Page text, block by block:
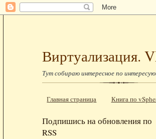
Виртуализация.
Тут собираю интересное по
Главная страница Книга по
Подпишись на обновления по
RSS